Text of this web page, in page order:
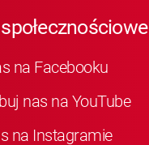
na Facebooku
nas na YouTube
na Instagramie